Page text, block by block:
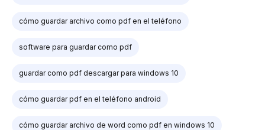
cómo guardar archivo como pdf en el teléfono
software para guardar como pdf
guardar como pdf descargar para windows 10
cómo guardar pdf en el teléfono android
cómo guardar archivo de word como pdf en windows 10